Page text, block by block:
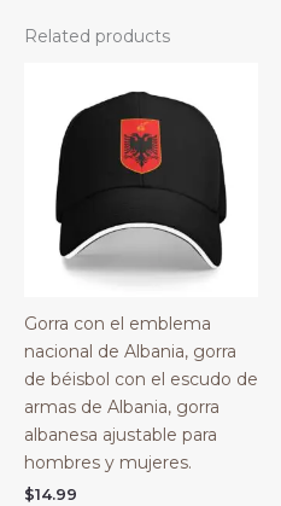
Related products
Gorra con el emblema
nacional de Albania, gorra
de béisbol con el escudo de
armas de Albania, gorra
albanesa ajustable para
hombres y mujeres.
$14.99